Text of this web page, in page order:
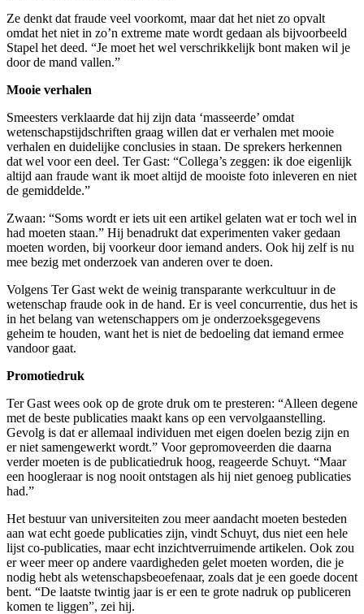
Ze denkt dat fraude veel voorkomt, maar dat het niet zo opvalt
omdat het niet in zo’n extreme mate wordt gedaan als bijvoorbeeld
Stapel het deed. “Je moet het wel verschrikkelijk bont maken wil je
door de mand vallen.”
Mooie verhalen
Smeesters verklaarde dat hij zijn data ‘masseerde’ omdat
wetenschapstijdschriften graag willen dat er verhalen met mooie
verhalen en duidelijke conclusies in staan. De sprekers herkennen
dat wel voor een deel. Ter Gast: “Collega’s zeggen: ik doe eigenlijk
altijd aan fraude want ik moet altijd de mooiste foto inleveren en niet
de gemiddelde.”
Zwaan: “Soms wordt er iets uit een artikel gelaten wat er toch wel in
had moeten staan.” Hij benadrukt dat experimenten vaker gedaan
moeten worden, bij voorkeur door iemand anders. Ook hij zelf is nu
mee bezig met onderzoek van anderen over te doen.
Volgens Ter Gast wekt de weinig transparante werkcultuur in de
wetenschap fraude ook in de hand. Er is veel concurrentie, dus het is
in het belang van wetenschappers om je onderzoeksgegevens
geheim te houden, want het is niet de bedoeling dat iemand ermee
vandoor gaat.
Promotiedruk
Ter Gast wees ook op de grote druk om te presteren: “Alleen degene
met de beste publicaties maakt kans op een vervolgaanstelling.
Gevolg is dat er allemaal individuen met eigen doelen bezig zijn en
er niet samengewerkt wordt.” Voor gepromoveerden die daarna
verder moeten is de publicatiedruk hoog, reageerde Schuyt. “Maar
een hoogleraar is nog nooit ontstagen als hij niet genoeg publicaties
had.”
Het bestuur van universiteiten zou meer aandacht moeten besteden
aan wat echt goede publicaties zijn, vindt Schuyt, dus niet een hele
lijst co-publicaties, maar echt inzichtverruimende artikelen. Ook zou
er weer meer op andere vaardigheden gelet moeten worden, die je
nodig hebt als wetenschapsbeoefenaar, zoals dat je een goede docent
bent. “De laatste twintig jaar is er een te grote nadruk op publiceren
komen te liggen”, zei hij.